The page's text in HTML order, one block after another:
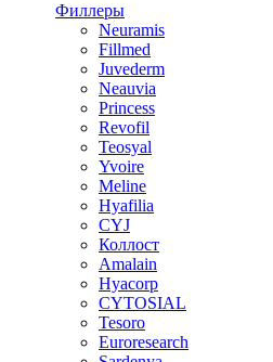
Филлеры
Neuramis
Fillmed
Juvederm
Neauvia
Princess
Revofil
Teosyal
Yvoire
Meline
Hyafilia
CYJ
Коллост
Amalain
Hyacorp
CYTOSIAL
Tesoro
Euroresearch